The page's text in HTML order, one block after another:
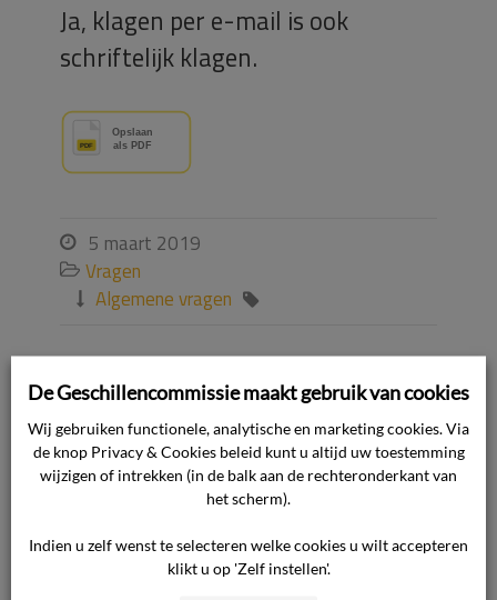
Ja, klagen per e-mail is ook
schriftelijk klagen.
 5 maart 2019
 Vragen
 Algemene vragen 
Ook interessant voor u
Waarom is de zitting niet openbaar?
uitspraken op de website?
De Geschillencommissie maakt gebruik van cookies
Wij gebruiken functionele, analytische en marketing cookies. Via
de knop Privacy & Cookies beleid kunt u altijd uw toestemming
wijzigen of intrekken (in de balk aan de rechteronderkant van
het scherm).
Indien u zelf wenst te selecteren welke cookies u wilt accepteren
klikt u op 'Zelf instellen'.